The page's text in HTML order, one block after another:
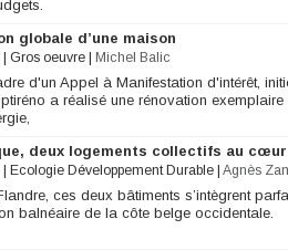
globale d’une maison
Gros oeuvre Michel Balic
d'un Appel à Manifestation d'intérêt,
a réalisé une rénovation
deux logements collectifs au
Ecologie Développement Durable Agnès
ces deux bâtiments s’intègrent
balnéaire de la côte belge occidentale.